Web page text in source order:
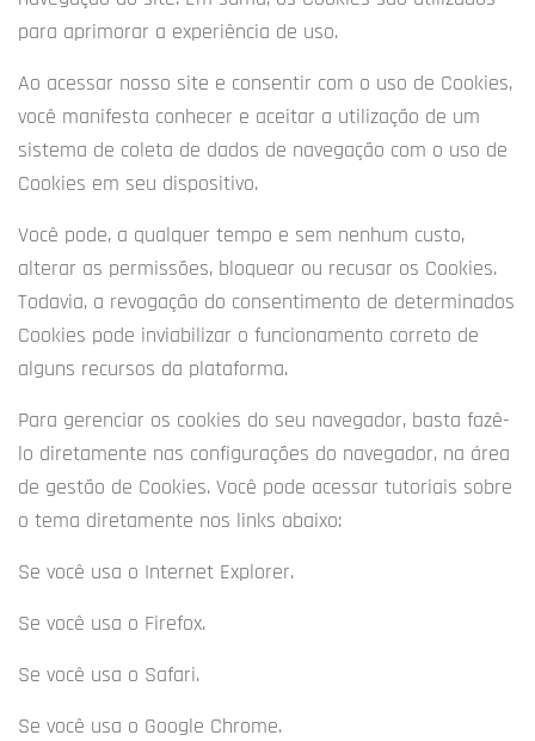
para aprimorar a experiência de uso.
Ao acessar nosso site e consentir com o uso de Cookies,
você manifesta conhecer e aceitar a utilização de um
sistema de coleta de dados de navegação com o uso de
Cookies em seu dispositivo.
Você pode, a qualquer tempo e sem nenhum custo,
alterar as permissões, bloquear ou recusar os Cookies.
Todavia, a revogação do consentimento de determinados
Cookies pode inviabilizar o funcionamento correto de
alguns recursos da plataforma.
Para gerenciar os cookies do seu navegador, basta fazê-
lo diretamente nas configurações do navegador, na área
de gestão de Cookies. Você pode acessar tutoriais sobre
o tema diretamente nos links abaixo:
Se você usa o Internet Explorer.
Se você usa o Firefox.
Se você usa o Safari.
Se você usa o Google Chrome.